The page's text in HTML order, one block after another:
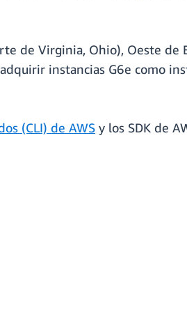
de Virginia, Ohio), Oeste de
instancias G6e como
(CLI) de AWS y los SDK de